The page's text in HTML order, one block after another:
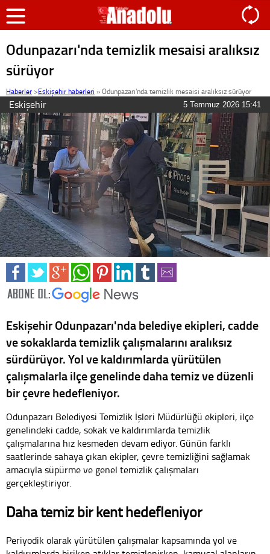
Odunpazarı'nda temizlik mesaisi aralıksız
sürüyor
Haberler >Eskişehir haberleri »Odunpazarı'nda temizlik mesaisi aralıksız sürüyor
Eskişehir 5 Temmuz 2026 15:41
Eskişehir Odunpazarı'nda belediye ekipleri, cadde
ve sokaklarda temizlik çalışmalarını aralıksız
sürdürüyor. Yol ve kaldırımlarda yürütülen
çalışmalarla ilçe genelinde daha temiz ve düzenli
bir çevre hedefleniyor.
Odunpazarı Belediyesi Temizlik İşleri Müdürlüğü ekipleri, ilçe
genelindeki cadde, sokak ve kaldırımlarda temizlik
çalışmalarına hız kesmeden devam ediyor. Günün farklı
saatlerinde sahaya çıkan ekipler, çevre temizliğini sağlamak
amacıyla süpürme ve genel temizlik çalışmaları
gerçekleştiriyor.
Daha temiz bir kent hedefleniyor
Periyodik olarak yürütülen çalışmalar kapsamında yol ve